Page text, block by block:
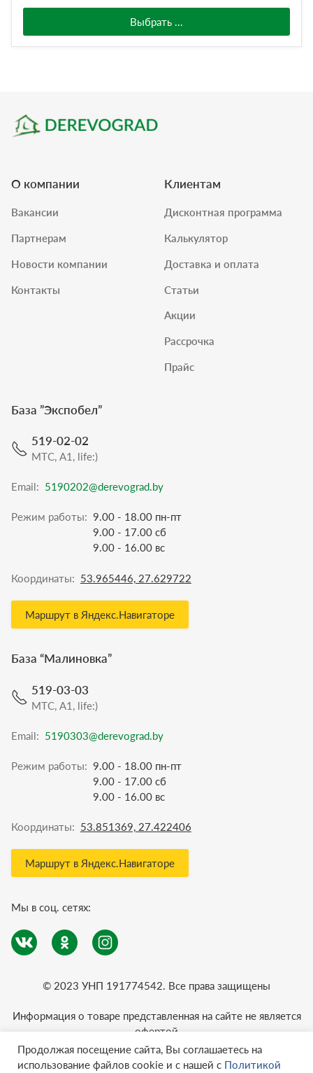
Выбрать ...
О компании
Вакансии
Партнерам
Новости компании
Контакты
Клиентам
Дисконтная программа
Калькулятор
Доставка и оплата
Статьи
Акции
Рассрочка
Прайс
База ”Экспобел”
519-02-02
МТС, A1, life:)
Email: 5190202@derevograd.by
Режим работы: 9.00 - 18.00 пн-пт
9.00 - 17.00 сб
9.00 - 16.00 вс
Координаты: 53.965446, 27.629722
Маршрут в Яндекс.Навигаторе
База “Малиновка”
519-03-03
МТС, A1, life:)
Email: 5190303@derevograd.by
Режим работы: 9.00 - 18.00 пн-пт
9.00 - 17.00 сб
9.00 - 16.00 вс
Координаты: 53.851369, 27.422406
Маршрут в Яндекс.Навигаторе
Мы в соц. сетях:
© 2023 УНП 191774542. Все права защищены
Информация о товаре представленная на сайте не является
офертой
Политика конфиденциальности
Продолжая посещение сайта, Вы соглашаетесь на
использование файлов cookie и с нашей с Политикой